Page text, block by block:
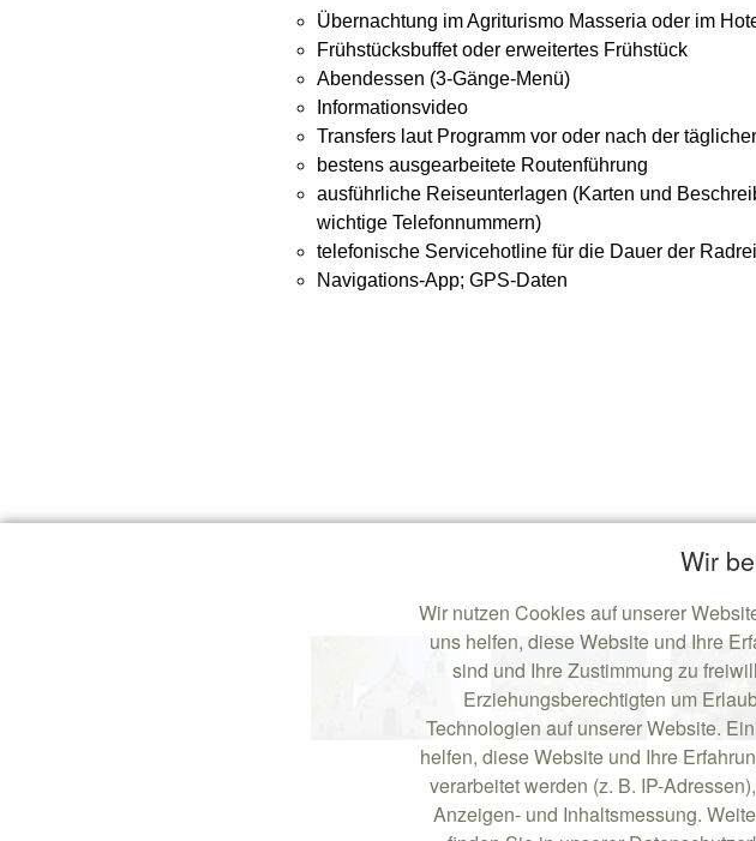
Übernachtung im Agriturismo Masseria oder im
Frühstücksbuffet oder erweitertes Frühstück
Abendessen (3-Gänge-Menü)
Informationsvideo
Transfers laut Programm vor oder nach der
bestens ausgearbeitete Routenführung
ausführliche Reiseunterlagen (Karten und
wichtige Telefonnummern)
telefonische Servicehotline für die Dauer der
Navigations-App; GPS-Daten
Wir
Wir nutzen Cookies auf unserer
uns helfen, diese Website und Ihre
sind und Ihre Zustimmung zu
Erziehungsberechtigten um
Technologien auf unserer Website.
helfen, diese Website und Ihre
verarbeitet werden (z. B. IP-
Anzeigen- und Inhaltsmessung.